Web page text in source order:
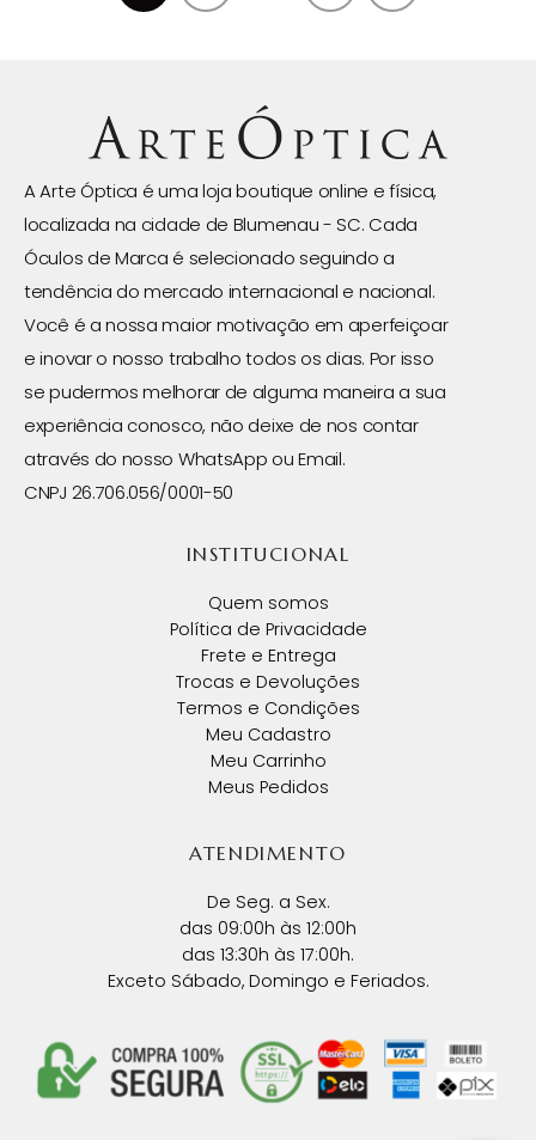
A Arte Óptica é uma loja boutique online e física,
localizada na cidade de Blumenau - SC. Cada
Óculos de Marca é selecionado seguindo a
tendência do mercado internacional e nacional.
Você é a nossa maior motivação em aperfeiçoar
e inovar o nosso trabalho todos os dias. Por isso
se pudermos melhorar de alguma maneira a sua
experiência conosco, não deixe de nos contar
através do nosso WhatsApp ou Email.
CNPJ 26.706.056/0001-50
INSTITUCIONAL
Quem somos
Política de Privacidade
Frete e Entrega
Trocas e Devoluções
Termos e Condições
Meu Cadastro
Meu Carrinho
Meus Pedidos
ATENDIMENTO
De Seg. a Sex.
das 09:00h às 12:00h
das 13:30h às 17:00h.
Exceto Sábado, Domingo e Feriados.